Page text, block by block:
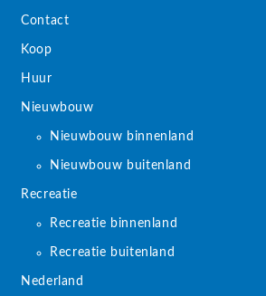
Contact
Koop
Huur
Nieuwbouw
Nieuwbouw binnenland
Nieuwbouw buitenland
Recreatie
Recreatie binnenland
Recreatie buitenland
Nederland